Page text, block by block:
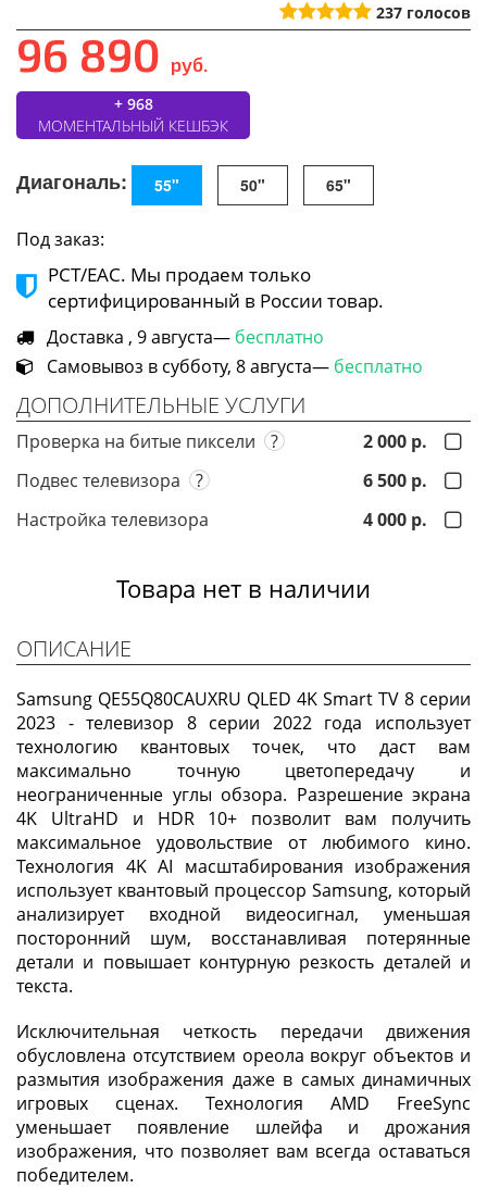
237 голосов
96 890 руб.
+ 968
МОМЕНТАЛЬНЫЙ КЕШБЭК
Диагональ: 55" 50" 65"
Под заказ:
РСТ/ЕАС. Мы продаем только
сертифицированный в России товар.
Доставка , 9 августа— бесплатно
Самовывоз в субботу, 8 августа— бесплатно
ДОПОЛНИТЕЛЬНЫЕ УСЛУГИ
Проверка на битые пиксели ?
2 000 р.
Подвес телевизора
?
6 500 р.
Настройка телевизора
4 000 р.
Товара нет в наличии
ОПИСАНИЕ
Samsung QE55Q80CAUXRU QLED 4K Smart TV 8 серии
2023 - телевизор 8 серии 2022 года использует
технологию квантовых точек, что даст вам
максимально точную цветопередачу и
неограниченные углы обзора. Разрешение экрана
4K UltraHD и HDR 10+ позволит вам получить
максимальное удовольствие от любимого кино.
Технология 4K AI масштабирования изображения
использует квантовый процессор Samsung, который
анализирует входной видеосигнал, уменьшая
посторонний шум, восстанавливая потерянные
детали и повышает контурную резкость деталей и
текста.
Исключительная четкость передачи движения
обусловлена отсутствием ореола вокруг объектов и
размытия изображения даже в самых динамичных
игровых сценах. Технология AMD FreeSync
уменьшает появление шлейфа и дрожания
изображения, что позволяет вам всегда оставаться
победителем.